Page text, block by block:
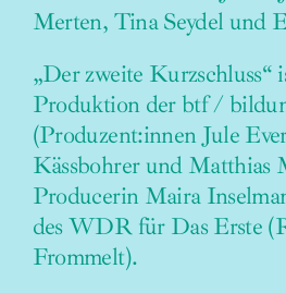
Merten, Tina Seydel und
„Der zweite Kurzschluss“
Produktion der btf /
(Produzent:innen Jule
Kässbohrer und Matthias
Producerin Maira
des WDR für Das Erste
Frommelt).